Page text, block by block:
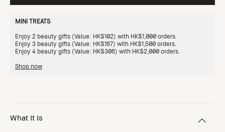
MINI TREATS
Enjoy 2 beauty gifts (Value: HK$102) with HK$1,000 orders.
Enjoy 3 beauty gifts (Value: HK$187) with HK$1,500 orders.
Enjoy 4 beauty gifts (Value: HK$308) with HK$2,000 orders.
Shop now
What It Is